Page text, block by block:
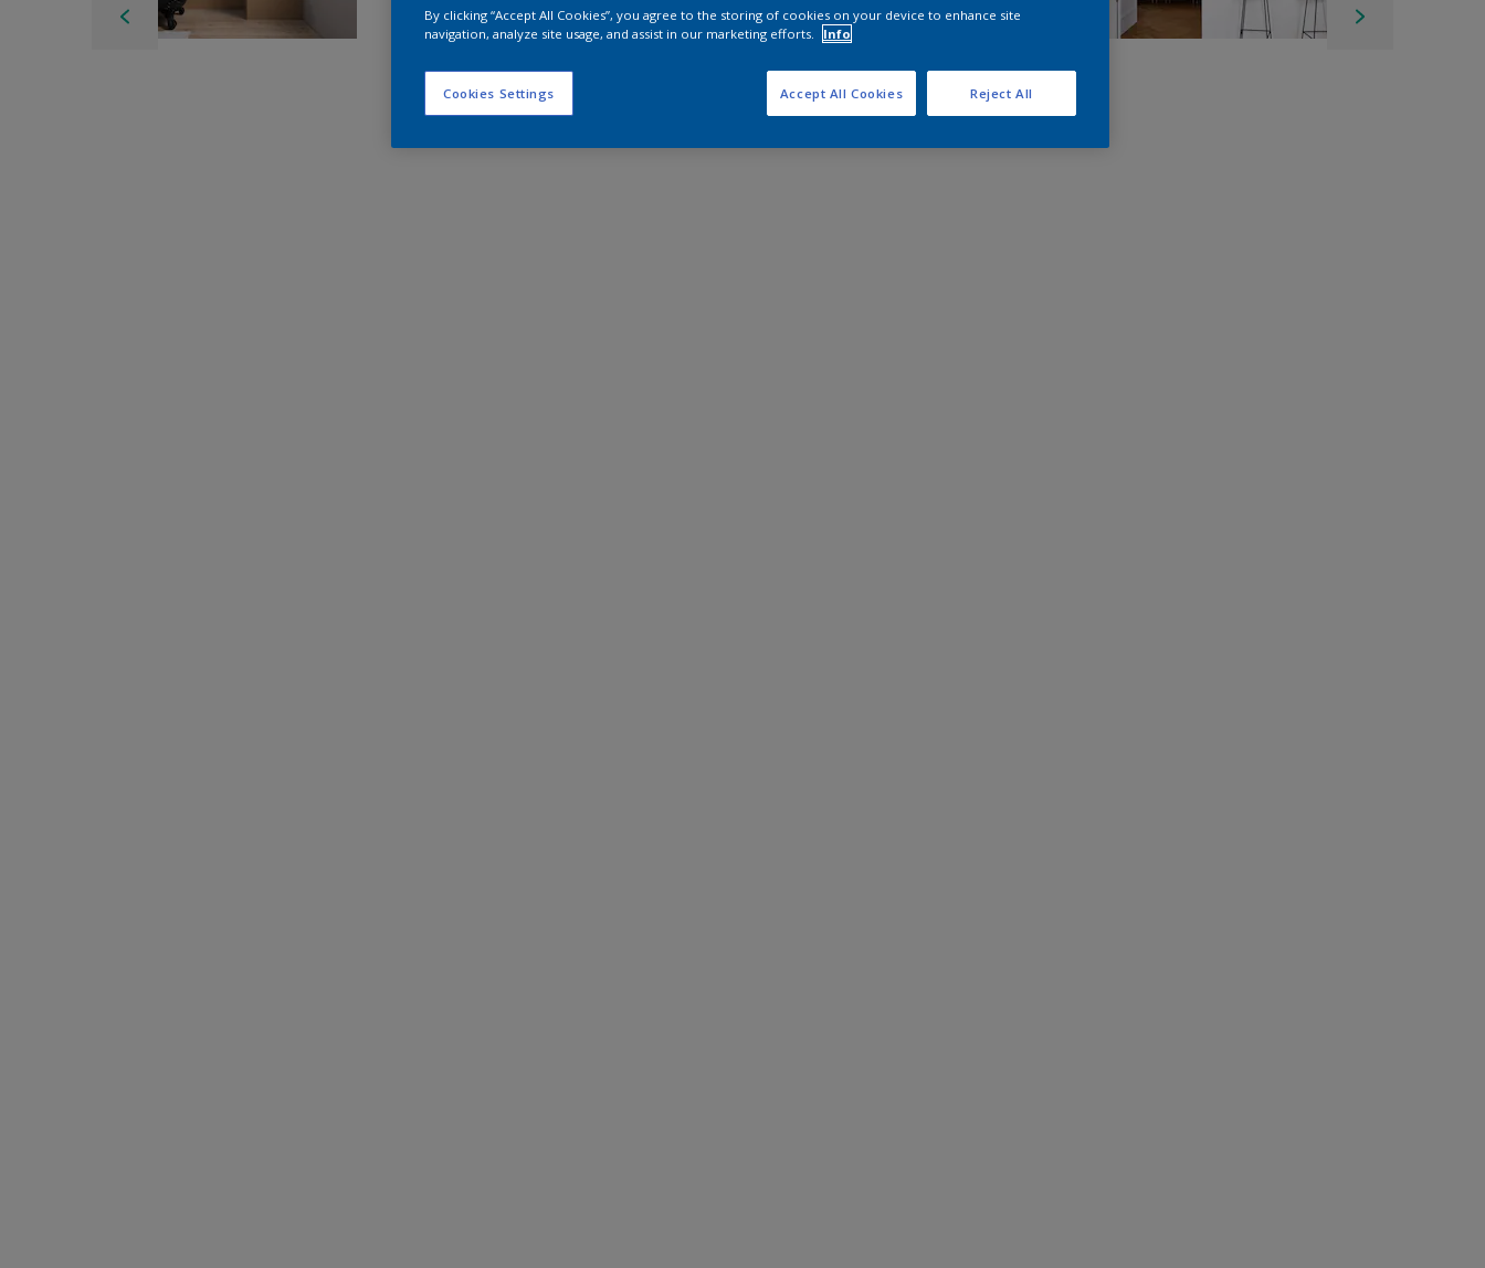
By clicking “Accept All Cookies”, you agree to the storing of cookies on your device to enhance site
navigation, analyze site usage, and assist in our marketing efforts.
Info
Cookies Settings Reject All
Accept All Cookies